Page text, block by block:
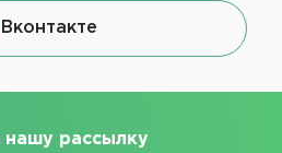
Вконтакте
нашу рассылку